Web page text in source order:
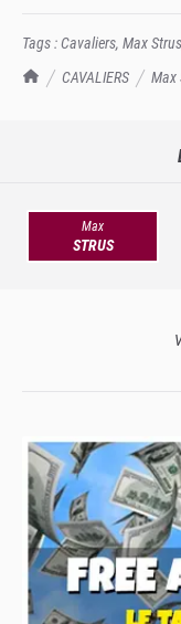
TrashTalk Actu NBA
CAVALIERS Max
Tags :Cavaliers, Max Strus
Max
STRUS